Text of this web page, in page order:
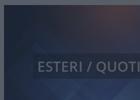
ESTERI /